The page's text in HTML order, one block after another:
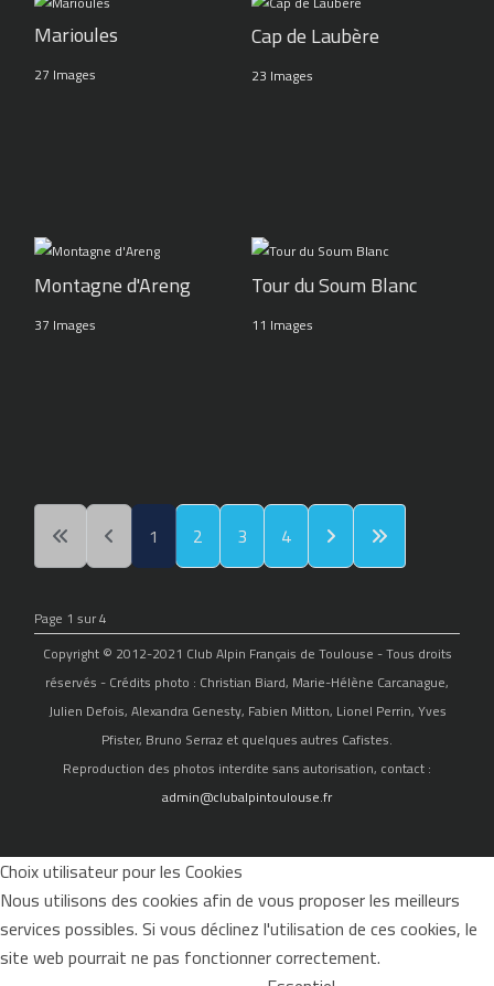
Marioules
27 Images
Cap de Laubère
23 Images
Montagne d'Areng
37 Images
Tour du Soum Blanc
11 Images
1 2 3 4
Page 1 sur 4
Copyright © 2012-2021 Club Alpin Français de Toulouse - Tous droits
réservés - Crédits photo : Christian Biard, Marie-Hélène Carcanague,
Julien Defois, Alexandra Genesty, Fabien Mitton, Lionel Perrin, Yves
Pfister, Bruno Serraz et quelques autres Cafistes.
Reproduction des photos interdite sans autorisation, contact :
admin@clubalpintoulouse.fr
Choix utilisateur pour les Cookies
Nous utilisons des cookies afin de vous proposer les meilleurs
services possibles. Si vous déclinez l'utilisation de ces cookies, le
site web pourrait ne pas fonctionner correctement.